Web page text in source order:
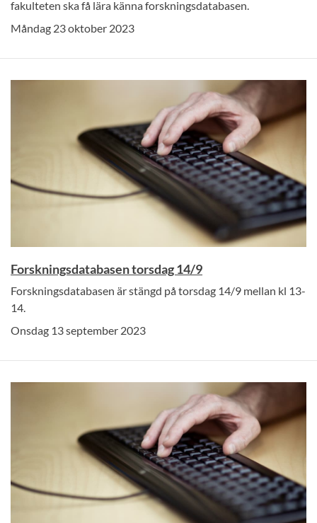
fakulteten ska få lära känna forskningsdatabasen.
Måndag 23 oktober 2023
Forskningsdatabasen torsdag 14/9
Forskningsdatabasen är stängd på torsdag 14/9 mellan kl 13-
14.
Onsdag 13 september 2023